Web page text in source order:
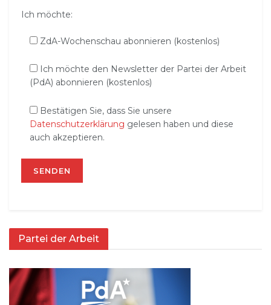
Ich möchte:
ZdA-Wochenschau abonnieren (kostenlos)
Ich möchte den Newsletter der Partei der Arbeit
(PdA) abonnieren (kostenlos)
Bestätigen Sie, dass Sie unsere
Datenschutzerklärung gelesen haben und diese
auch akzeptieren.
Partei der Arbeit